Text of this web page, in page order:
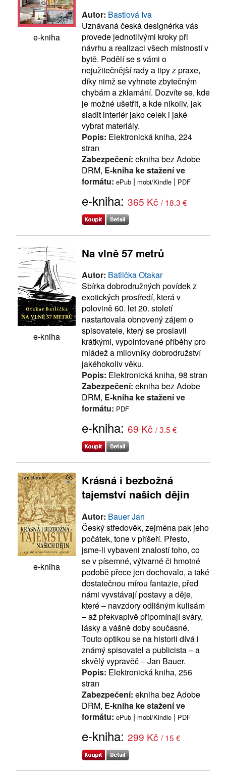
e-kniha
Autor: Bastlová Iva
Uznávaná česká designérka vás
provede jednotlivými kroky při
návrhu a realizaci všech místností v
bytě. Podělí se s vámi o
nejužitečnější rady a tipy z praxe,
díky nimž se vyhnete zbytečným
chybám a zklamání. Dozvíte se, kde
je možné ušetřit, a kde nikoliv, jak
sladit interiér jako celek i jaké
vybrat materiály.
Popis: Elektronická kniha, 224
stran
Zabezpečení: ekniha bez Adobe
DRM, E-kniha ke stažení ve
formátu: ePub | mobi/Kindle | PDF
e-kniha: 365 Kč / 18.3 €
e-kniha
Na vlně 57 metrů
Autor: Batlička Otakar
Sbírka dobrodružných povídek z
exotických prostředí, která v
polovině 60. let 20. století
nastartovala obnovený zájem o
spisovatele, který se proslavil
krátkými, vypointované příběhy pro
mládež a milovníky dobrodružství
jakéhokoliv věku.
Popis: Elektronická kniha, 98 stran
Zabezpečení: ekniha bez Adobe
DRM, E-kniha ke stažení ve
formátu: PDF
e-kniha: 69 Kč / 3.5 €
e-kniha
Krásná i bezbožná
tajemství našich dějin
Autor: Bauer Jan
Český středověk, zejména pak jeho
počátek, tone v příšeří. Přesto,
jsme-li vybaveni znalostí toho, co
se v písemné, výtvarné či hmotné
podobě přece jen dochovalo, a také
dostatečnou mírou fantazie, před
námi vyvstávají postavy a děje,
které – navzdory odlišným kulisám
– až překvapivě připomínají sváry,
lásky a vášně doby současné.
Touto optikou se na historii dívá i
známý spisovatel a publicista – a
skvělý vypravěč – Jan Bauer.
Popis: Elektronická kniha, 256
stran
Zabezpečení: ekniha bez Adobe
DRM, E-kniha ke stažení ve
formátu: ePub | mobi/Kindle | PDF
e-kniha: 299 Kč / 15 €